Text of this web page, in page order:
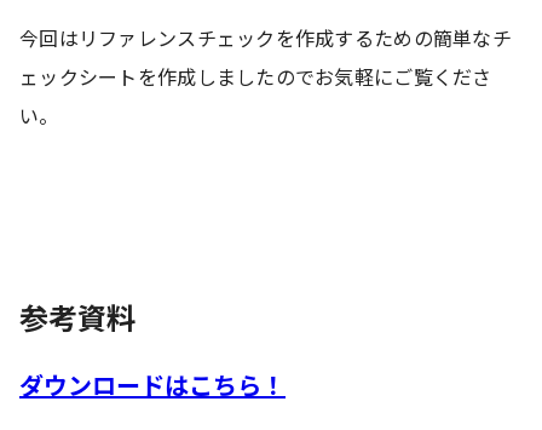
今回はリファレンスチェックを作成するための簡単なチ
ェックシートを作成しましたのでお気軽にご覧くださ
い。
参考資料
ダウンロードはこちら！